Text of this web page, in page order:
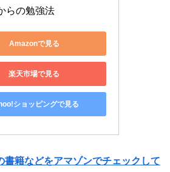
らの勉強法
Amazonで見る
楽天市場で見る
ショッピングで見る
書籍などをアマゾンでチェックして